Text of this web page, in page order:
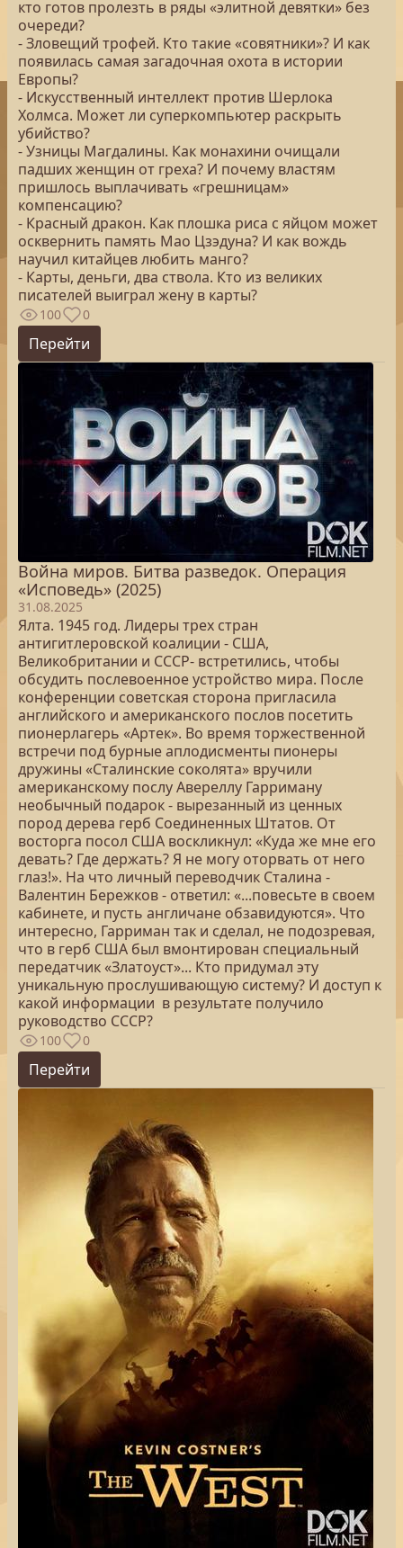
кто готов пролезть в ряды «элитной девятки» без
очереди?
- Зловещий трофей. Кто такие «совятники»? И как
появилась самая загадочная охота в истории
Европы?
- Искусственный интеллект против Шерлока
Холмса. Может ли суперкомпьютер раскрыть
убийство?
- Узницы Магдалины. Как монахини очищали
падших женщин от греха? И почему властям
пришлось выплачивать «грешницам»
компенсацию?
- Красный дракон. Как плошка риса с яйцом может
осквернить память Мао Цзэдуна? И как вождь
научил китайцев любить манго?
- Карты, деньги, два ствола. Кто из великих
писателей выиграл жену в карты?
100 0
Перейти
Война миров. Битва разведок. Операция
«Исповедь» (2025)
31.08.2025
Ялта. 1945 год. Лидеры трех стран
антигитлеровской коалиции - США,
Великобритании и СССР- встретились, чтобы
обсудить послевоенное устройство мира. После
конференции советская сторона пригласила
английского и американского послов посетить
пионерлагерь «Артек». Во время торжественной
встречи под бурные аплодисменты пионеры
дружины «Сталинские соколята» вручили
американскому послу Авереллу Гарриману
необычный подарок - вырезанный из ценных
пород дерева герб Соединенных Штатов. От
восторга посол США воскликнул: «Куда же мне его
девать? Где держать? Я не могу оторвать от него
глаз!». На что личный переводчик Сталина -
Валентин Бережков - ответил: «...повесьте в своем
кабинете, и пусть англичане обзавидуются». Что
интересно, Гарриман так и сделал, не подозревая,
что в герб США был вмонтирован специальный
передатчик «Златоуст»... Кто придумал эту
уникальную прослушивающую систему? И доступ к
какой информации в результате получило
руководство СССР?
100 0
Перейти